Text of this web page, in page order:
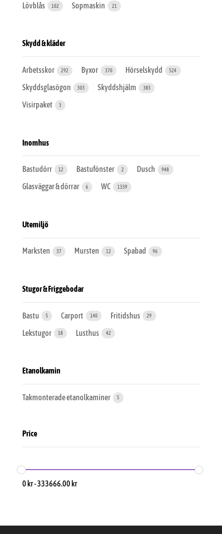
Lövblås 102 Sopmaskin 21
Skydd & kläder
Arbetsskor 292 Byxor 370 Hörselskydd 524
Skyddsglasögon 303 Skyddshjälm 383
Visirpaket 3
Inomhus
Bastudörr 12 Bastufönster 2 Dusch 948
Glasväggar & dörrar 6 WC 1339
Utemiljö
Marksten 37 Mursten 12 Spabad 96
Stugor & Friggebodar
Bastu 5 Carport 140 Fritidshus 29
Lekstugor 18 Lusthus 42
Etanolkamin
Takmonterade etanolkaminer 5
Price
0 kr-333666.00 kr